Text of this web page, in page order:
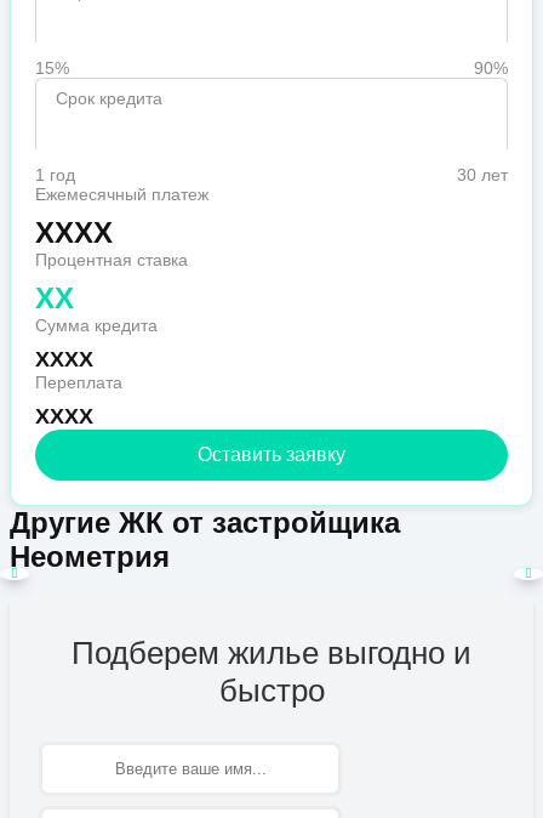
15%
90%
Срок кредита
1 год
30 лет
Ежемесячный платеж
XXXX
Процентная ставка
XX
Сумма кредита
XXXX
Переплата
XXXX
Оставить заявку
Другие ЖК от застройщика
Неометрия
Подберем жилье выгодно и
быстро